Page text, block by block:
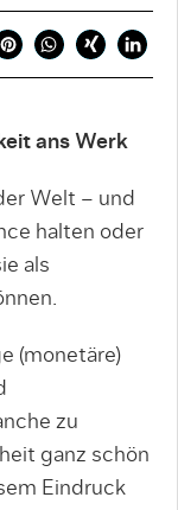
ans Werk
Welt – und
halten oder
als
(monetäre)
zu
ganz schön
Eindruck